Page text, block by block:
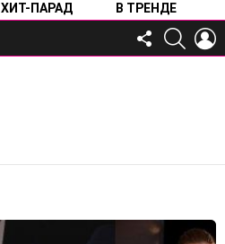
ХИТ-ПАРАД В ТРЕНДЕ
FOLLOW
US